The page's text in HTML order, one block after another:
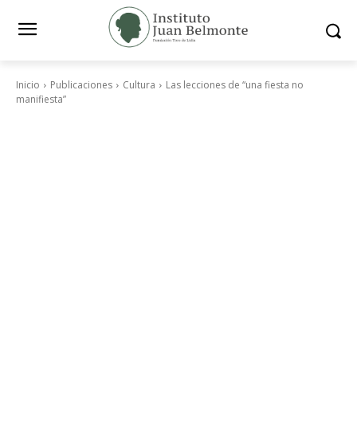
Inicio Publicaciones Cultura
Las lecciones de “una fiesta no
manifiesta”